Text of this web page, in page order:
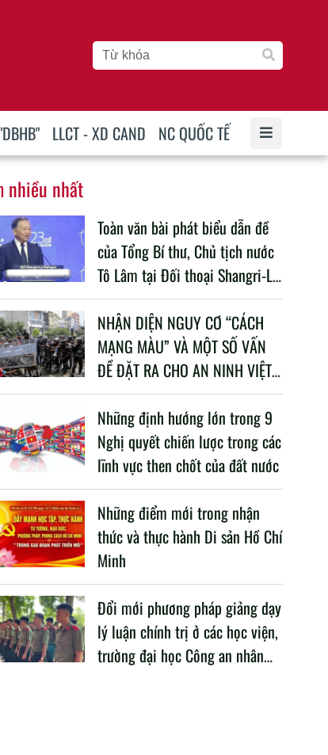
LLCT - XD CAND NC QUỐC TẾ
nhiều nhất
Toàn văn bài phát biểu dẫn đề
của Tổng Bí thư, Chủ tịch nước
Tô Lâm tại Đối thoại Shangri-La
lần thứ 23
NHẬN DIỆN NGUY CƠ “CÁCH
MẠNG MÀU” VÀ MỘT SỐ VẤN
ĐỀ ĐẶT RA CHO AN NINH VIỆT
NAM TRONG BỐI CẢNH HIỆN
NAY
Những định hướng lớn trong 9
Nghị quyết chiến lược trong các
lĩnh vực then chốt của đất nước
Những điểm mới trong nhận
thức và thực hành Di sản Hồ Chí
Minh
Đổi mới phương pháp giảng dạy
lý luận chính trị ở các học viện,
trường đại học Công an nhân